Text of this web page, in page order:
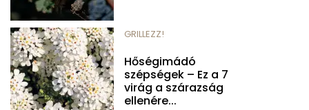
GRILLEZZ!
Hőségimádó
szépségek – Ez a 7
virág a szárazság
ellenére...